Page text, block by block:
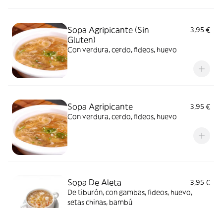
Sopa Agripicante (Sin
Gluten)
3,95 €
Con verdura, cerdo, fideos, huevo
Sopa Agripicante
3,95 €
Con verdura, cerdo, fideos, huevo
Sopa De Aleta
3,95 €
De tiburón, con gambas, fideos, huevo,
setas chinas, bambú